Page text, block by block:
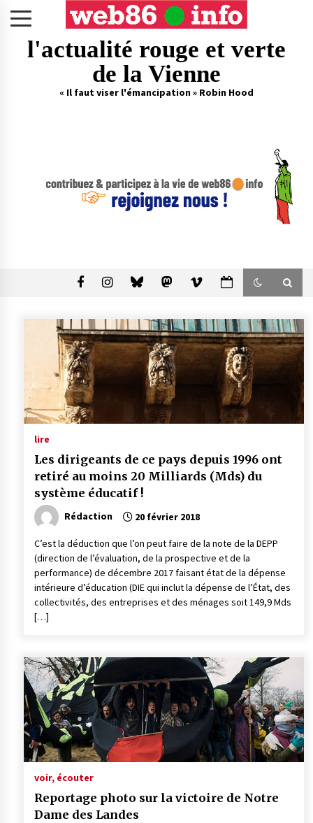
l'actualité rouge et verte
de la Vienne
« Il faut viser l'émancipation » Robin Hood
lire
Les dirigeants de ce pays depuis 1996 ont
retiré au moins 20 Milliards (Mds) du
système éducatif !
Rédaction 20 février 2018
C’est la déduction que l’on peut faire de la note de la DEPP
(direction de l’évaluation, de la prospective et de la
performance) de décembre 2017 faisant état de la dépense
intérieure d’éducation (DIE qui inclut la dépense de l’État, des
collectivités, des entreprises et des ménages soit 149,9 Mds
[…]
voir, écouter
Reportage photo sur la victoire de Notre
Dame des Landes